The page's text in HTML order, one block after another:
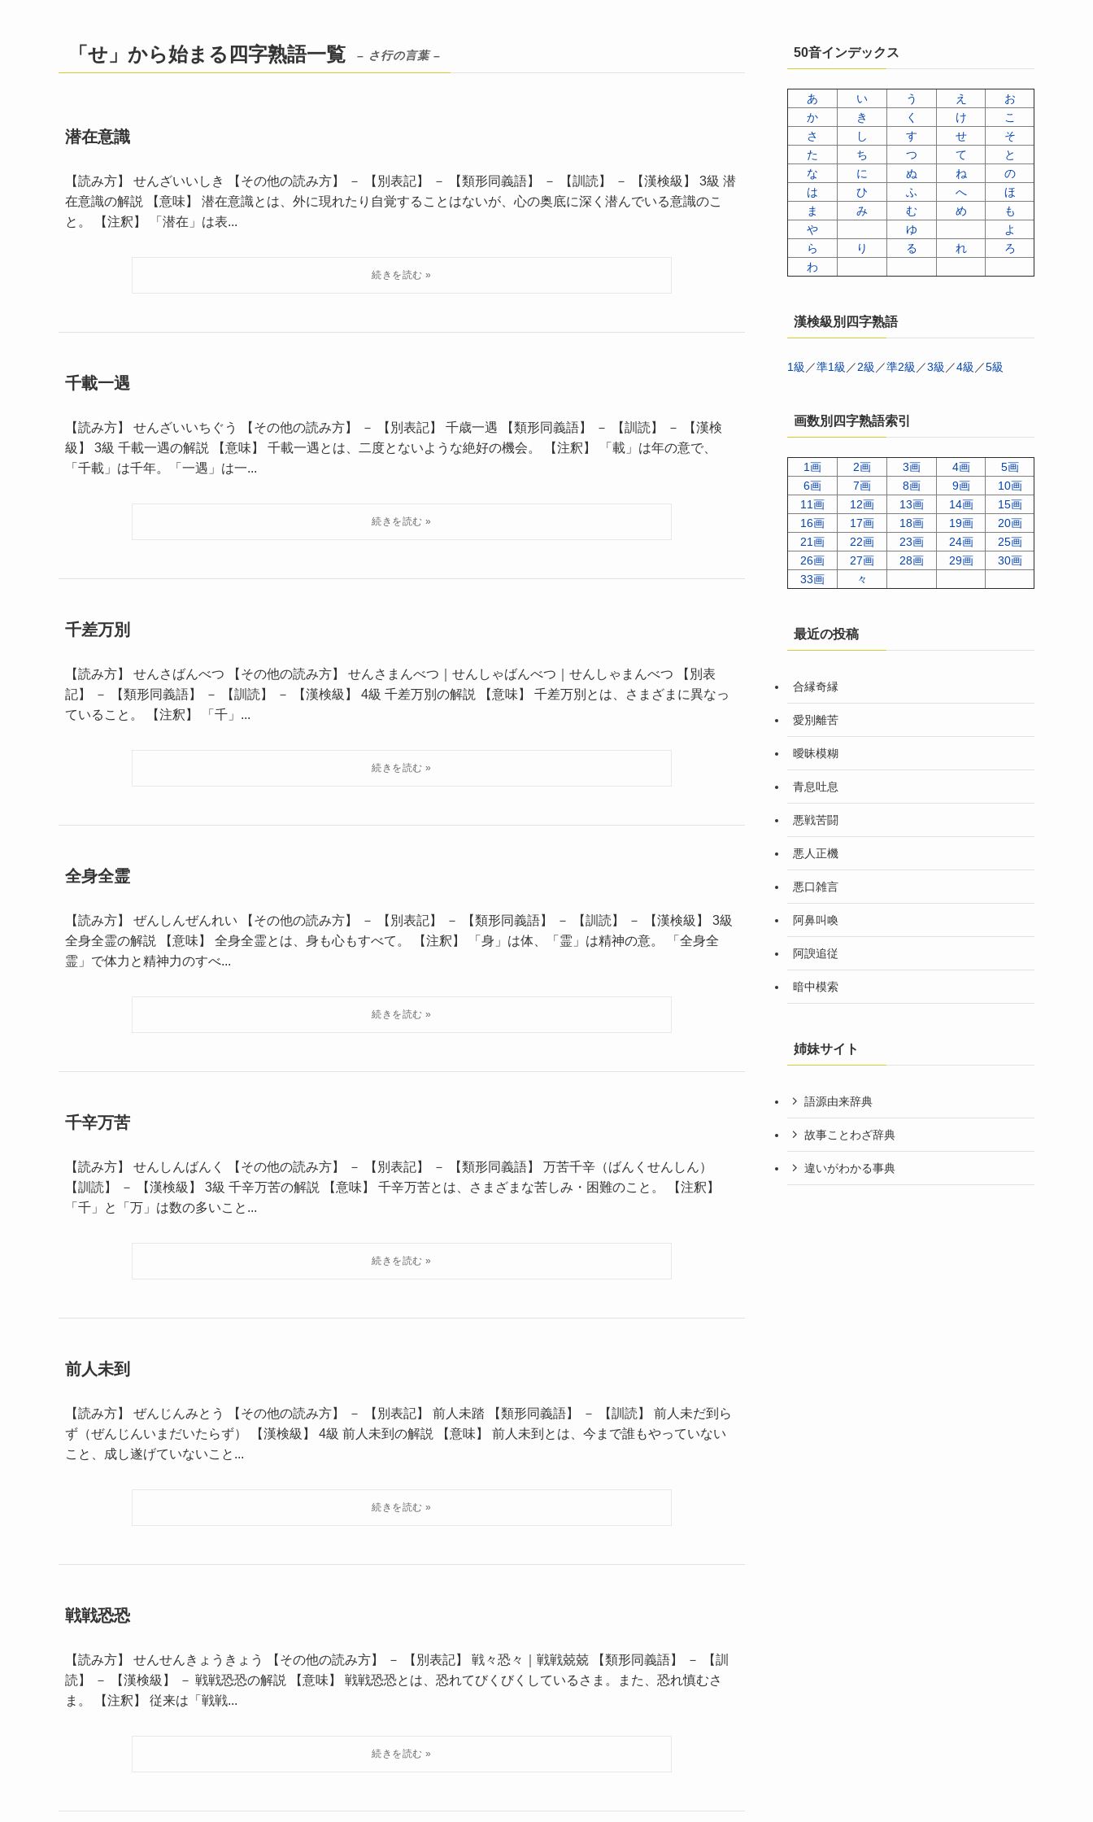
「せ」から始まる四字熟語一覧 – さ行の言葉 –
潜在意識
【読み方】 せんざいいしき 【その他の読み方】 － 【別表記】 － 【類形同義語】 － 【訓読】 － 【漢検級】 3級 潜
在意識の解説 【意味】 潜在意識とは、外に現れたり自覚することはないが、心の奥底に深く潜んでいる意識のこ
と。 【注釈】 「潜在」は表...
千載一遇
【読み方】 せんざいいちぐう 【その他の読み方】 － 【別表記】 千歳一遇 【類形同義語】 － 【訓読】 － 【漢検
級】 3級 千載一遇の解説 【意味】 千載一遇とは、二度とないような絶好の機会。 【注釈】 「載」は年の意で、
「千載」は千年。「一遇」は一...
千差万別
【読み方】 せんさばんべつ 【その他の読み方】 せんさまんべつ｜せんしゃばんべつ｜せんしゃまんべつ 【別表
記】 － 【類形同義語】 － 【訓読】 － 【漢検級】 4級 千差万別の解説 【意味】 千差万別とは、さまざまに異なっ
ていること。 【注釈】 「千」...
全身全霊
【読み方】 ぜんしんぜんれい 【その他の読み方】 － 【別表記】 － 【類形同義語】 － 【訓読】 － 【漢検級】 3級
全身全霊の解説 【意味】 全身全霊とは、身も心もすべて。 【注釈】 「身」は体、「霊」は精神の意。 「全身全
霊」で体力と精神力のすべ...
千辛万苦
【読み方】 せんしんばんく 【その他の読み方】 － 【別表記】 － 【類形同義語】 万苦千辛（ばんくせんしん）
【訓読】 － 【漢検級】 3級 千辛万苦の解説 【意味】 千辛万苦とは、さまざまな苦しみ・困難のこと。 【注釈】
「千」と「万」は数の多いこと...
前人未到
【読み方】 ぜんじんみとう 【その他の読み方】 － 【別表記】 前人未踏 【類形同義語】 － 【訓読】 前人未だ到ら
ず（ぜんじんいまだいたらず） 【漢検級】 4級 前人未到の解説 【意味】 前人未到とは、今まで誰もやっていない
こと、成し遂げていないこと...
戦戦恐恐
【読み方】 せんせんきょうきょう 【その他の読み方】 － 【別表記】 戦々恐々｜戦戦兢兢 【類形同義語】 － 【訓
読】 － 【漢検級】 － 戦戦恐恐の解説 【意味】 戦戦恐恐とは、恐れてびくびくしているさま。また、恐れ慎むさ
ま。 【注釈】 従来は「戦戦...
50音インデックス
あ い う え
お
か
き く け
こ
さ
し す せ
そ
た
ち つ て
と
な
に ぬ ね
の
は
ひ ふ へ
ほ
ま
み む め
も
や
ゆ
よ
ら
り る れ
ろ
わ
漢検級別四字熟語
1級 ／準1級 ／2級 ／準2級 ／3級 ／4級 ／5級
画数別四字熟語索引
1画 2画 3画 4画
5画
6画
7画 8画 9画
10画
11画
12画 13画 14画
15画
16画
17画 18画 19画
20画
21画
22画 23画 24画
25画
26画
27画 28画 29画
30画
33画
々
最近の投稿
合縁奇縁
愛別離苦
曖昧模糊
青息吐息
悪戦苦闘
悪人正機
悪口雑言
阿鼻叫喚
阿諛追従
暗中模索
姉妹サイト
語源由来辞典
故事ことわざ辞典
違いがわかる事典